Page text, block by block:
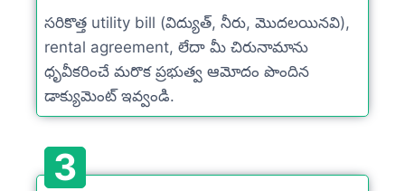
సరికొత్త utility bill (విద్యుత్, నీరు, మొదలయినవి),
rental agreement, లేదా మీ చిరునామాను
ధృవీకరించే మరొక ప్రభుత్వ ఆమోదం పొందిన
డాక్యుమెంట్ ఇవ్వండి.
3